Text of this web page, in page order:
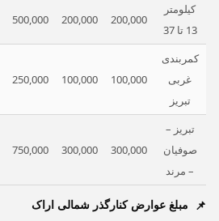
کیلومتر
13 تا 37
200,000
200,000
500,000
کمربندی
غربی
تبریز
100,000
100,000
250,000
تبریز –
صوفیان
– مرند
300,000
300,000
750,000
مبلغ عوارض کنارگذر شمالی اراک